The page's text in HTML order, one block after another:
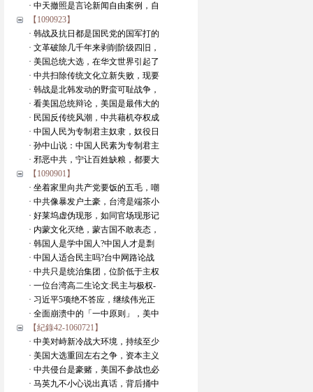
· 中天撤照是言论新闻自由案例，自
【1090923】
· 韩战及抗日都是国民党的国军打的
· 文革破除几千年来剥削阶级四旧，
· 美国总统大选，在华文世界引起了
· 中共扫除传统文化立新失败，现要
· 韩战是北韩发动的野蛮可耻战争，
· 看美国总统辩论，美国是最伟大的
· 民国反传统风潮，中共藉机夺权成
· 中国人民为专制君主奴隶，奴役日
· 孙中山说：中国人民素为专制君主
· 邪恶中共，宁让百姓缺粮，都要大
【1090901】
· 坐着家里向共产党要饭的五毛，嘲
· 中共像暴发户土豪，台湾是端茶小
· 好莱坞虚伪现形，如同官场现形记
· 内蒙文化灭绝，蒙古国不敢表态，
· 韩国人是学中国人?中国人才是剽
· 中国人适合民主吗?台中网路论战
· 中共只是统治集团，位阶低于主权
· 一位台湾高二生论文:民主与极权-
· 习近平5项绝不答应，继续伟光正
· 全面崩溃中的「一中原则」，美中
【紀錄42-1060721】
· 中美对峙新冷战大环境，持续至少
· 美国大选重回左右之争，资本主义
· 中共侵台是豪赌，美国不参战也必
· 马英九不小心说出真话，背后捅中